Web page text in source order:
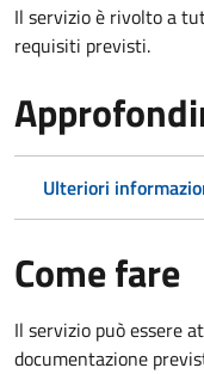
Il servizio è rivolto a
requisiti previsti.
Ulteriori
Come fare
Il servizio può essere
documentazione